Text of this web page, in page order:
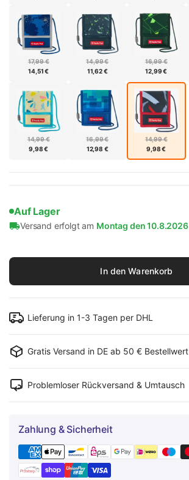
17,99 €
14,51 €
14,99 €
11,62 €
16,99 €
12,99 €
14,99 €
9,98 €
16,99 €
12,98 €
14,99 €
9,98 €
Auf Lager
Versand erfolgt am Montag den 10.8.2026
In den Warenkorb
Lieferung in 1-3 Tagen per DHL
Gratis Versand in DE ab 50 € Bestellwert
Problemloser Rückversand & Umtausch
Zahlung & Sicherheit